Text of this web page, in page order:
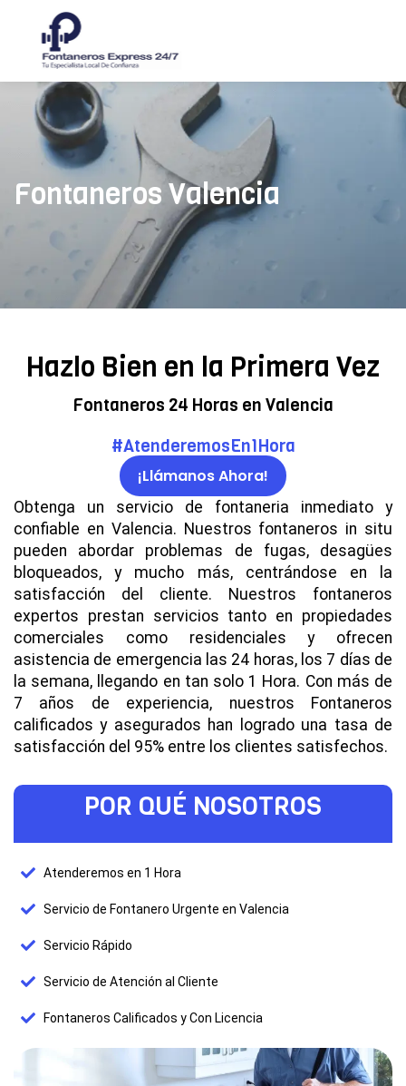
Fontaneros Valencia
Hazlo Bien en la Primera Vez
Fontaneros 24 Horas en Valencia
#AtenderemosEn1Hora
¡Llámanos Ahora!
Obtenga un servicio de fontaneria inmediato y
confiable en Valencia. Nuestros fontaneros in situ
pueden abordar problemas de fugas, desagües
bloqueados, y mucho más, centrándose en la
satisfacción del cliente. Nuestros fontaneros
expertos prestan servicios tanto en propiedades
comerciales como residenciales y ofrecen
asistencia de emergencia las 24 horas, los 7 días de
la semana, llegando en tan solo 1 Hora. Con más de
7 años de experiencia, nuestros Fontaneros
calificados y asegurados han logrado una tasa de
satisfacción del 95% entre los clientes satisfechos.
POR QUÉ NOSOTROS
Atenderemos en 1 Hora
Servicio de Fontanero Urgente en Valencia
Servicio Rápido
Servicio de Atención al Cliente
Fontaneros Calificados y Con Licencia